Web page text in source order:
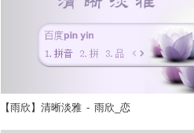
立即换肤
【雨欣】清晰淡雅 - 雨欣_恋